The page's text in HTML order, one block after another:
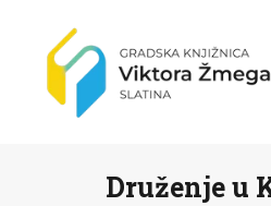
Druženje u